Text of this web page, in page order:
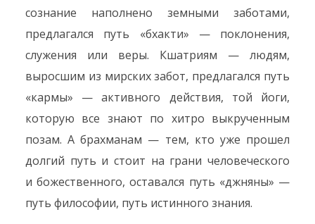
сознание наполнено земными заботами,
предлагался путь «бхакти» — поклонения,
служения или веры. Кшатриям — людям,
выросшим из мирских забот, предлагался путь
«кармы» — активного действия, той йоги,
которую все знают по хитро выкрученным
позам. А брахманам — тем, кто уже прошел
долгий путь и стоит на грани человеческого
и божественного, оставался путь «джняны» —
путь философии, путь истинного знания.